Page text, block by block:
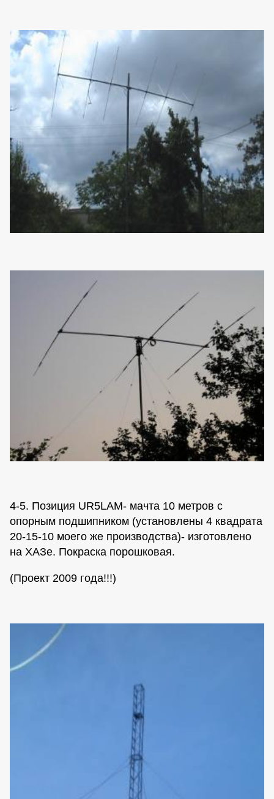
4-5. Позиция UR5LAM- мачта 10 метров с
опорным подшипником (установлены 4 квадрата
20-15-10 моего же производства)- изготовлено
на ХАЗе. Покраска порошковая.
(Проект 2009 года!!!)